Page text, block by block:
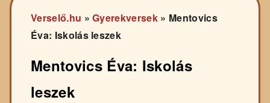
Verselő.hu »Gyerekversek » Mentovics
Éva: Iskolás leszek
Mentovics Éva: Iskolás
leszek